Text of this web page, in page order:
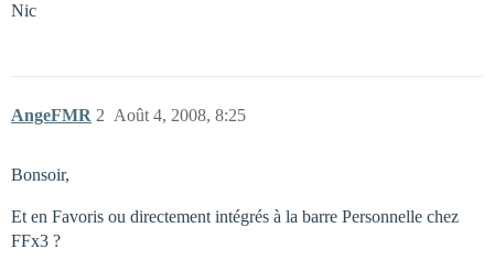
Nic
AngeFMR Août 4, 2008, 8:25
2
Bonsoir,
Et en Favoris ou directement intégrés à la barre Personnelle chez
FFx3 ?